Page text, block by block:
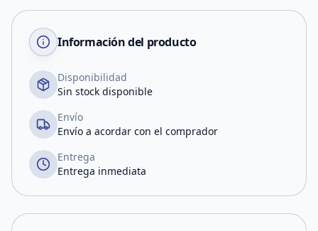
Información del producto
Disponibilidad
Sin stock disponible
Envío
Envío a acordar con el comprador
Entrega
Entrega inmediata